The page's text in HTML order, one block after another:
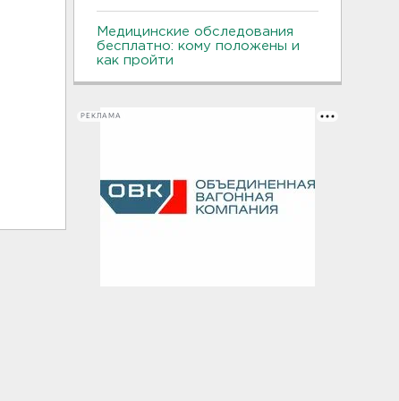
Медицинские обследования
бесплатно: кому положены и
как пройти
РЕКЛАМА